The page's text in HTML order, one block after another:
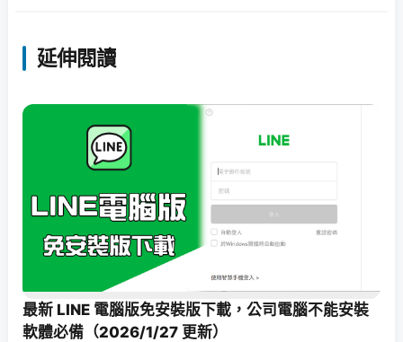
延伸閱讀
最新 LINE 電腦版免安裝版下載，公司電腦不能安裝
軟體必備（2026/1/27 更新）